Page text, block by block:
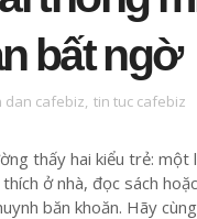
bất ngờ
dan cafebiz, tin tuc cafebiz
thấy hai kiểu trẻ:
ở nhà, đọc sách
băn khoăn. Hãy